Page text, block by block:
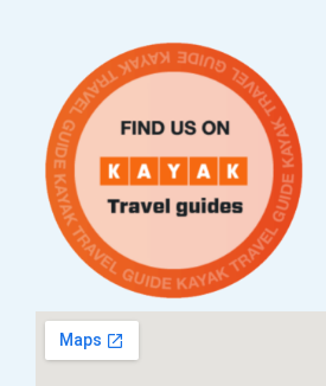
Услови за плаќање и испорака
Наши партнери